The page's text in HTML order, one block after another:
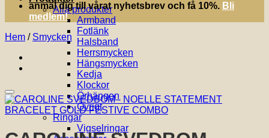
Alla produkter
Armband
Fotlänk
Halsband
Herrsmycken
Hängsmycken
Kedja
Klockor
Örhängen
Övrigt
Ringar
Vigselringar
anmäl dig till vårat nyhetsbrev och få 10%. Bli
medlem!
Hem / Smycken
Lägg till i önskelistan!